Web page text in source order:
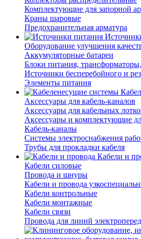
Комплектующие для запорной
Краны шаровые
Предохранительная арматура
Оборудование улучшения
Аккумуляторные батареи
Блоки питания,
Источники бесперебойного и
Элементы питания
Аксессуары для кабель-каналов
Аксессуары для кабельных
Аксессуары и комплектующие
Кабель-каналы
Системы электроснабжения
Трубы для прокладки кабеля
Кабели и
Кабели силовые
Провода и шнуры
Кабели и провода
Кабели контрольные
Кабели монтажные
Кабели связи
Провода для линий